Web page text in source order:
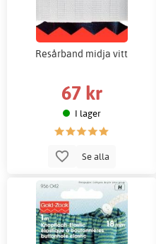
Resårband midja vitt
67 kr
I lager
Se alla